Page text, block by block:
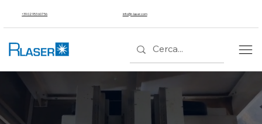
+39 02 953 607 56 info@r-laser.com